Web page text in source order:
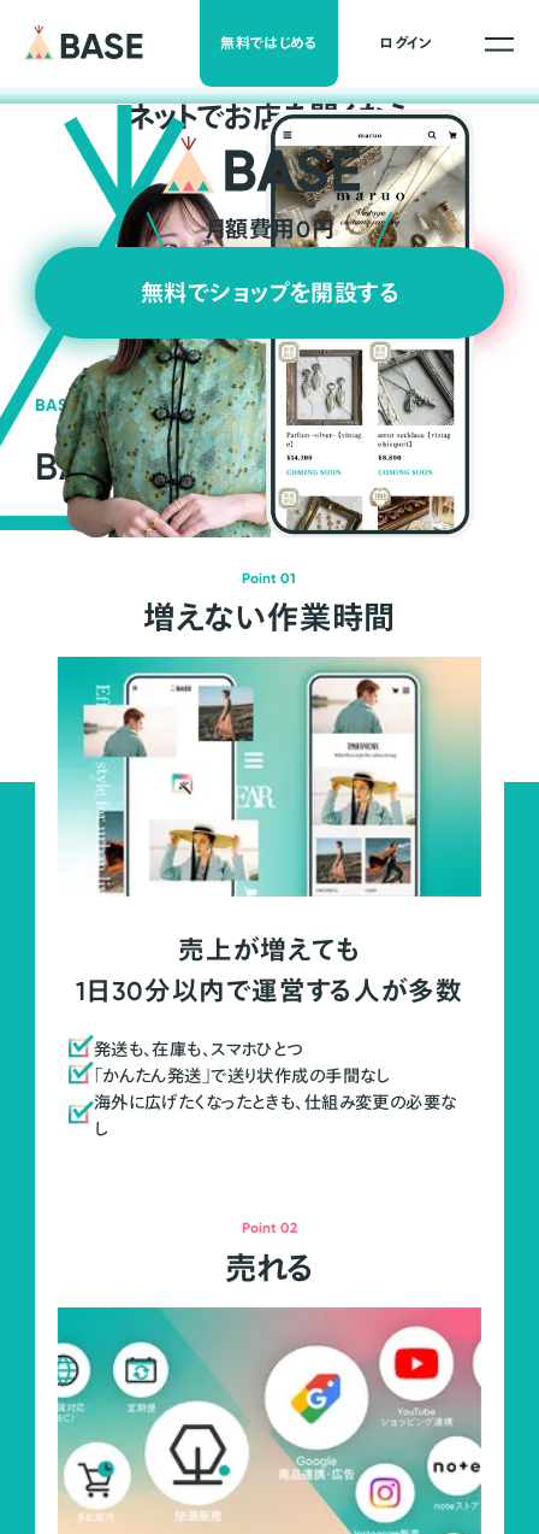
無料ではじめる ログイン
ネットでお店を開くなら
月額費用0円
無料でショップを開設する
BASEの強み
BASEが強い3つの理由
Point 01
増えない作業時間
売上が増えても
1日30分以内で運営する人が多数
発送も、在庫も、スマホひとつ
「かんたん発送」で送り状作成の手間なし
海外に広げたくなったときも、仕組み変更の必要な
し
Point 02
売れる